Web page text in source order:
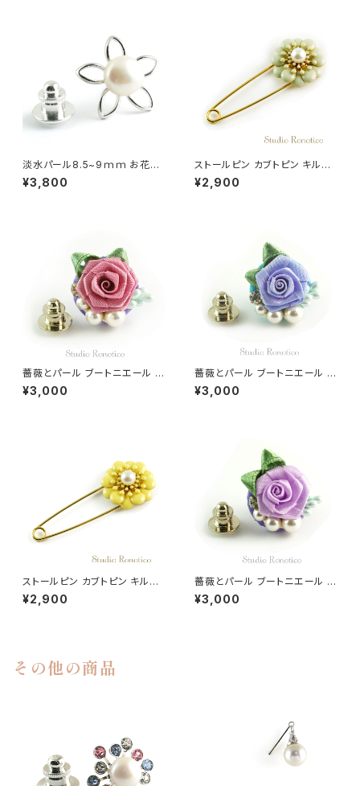
淡水パール8.5~9ｍｍ お花の
ピンブローチ ラペルピン ブート
ニエール メンズ レディース br-
¥3,800
ストールピン カブトピン キルト
ピン パール エナメル お花 グレ
ージュ
¥2,900
薔薇とパール ブートニエール ラ
ペルピン スーツピン ピンブロー
チ メンズ レディース ピンク
¥3,000
薔薇とパール ブートニエール ラ
ペルピン スーツピン ピンブロー
チ メンズ レディース ブルー
¥3,000
ストールピン カブトピン キルト
ピン パール エナメル お花 クリ
ームイエロー
¥2,900
薔薇とパール ブートニエール ラ
ペルピン スーツピン ピンブロー
チ メンズ レディース パープル
¥3,000
その他の商品